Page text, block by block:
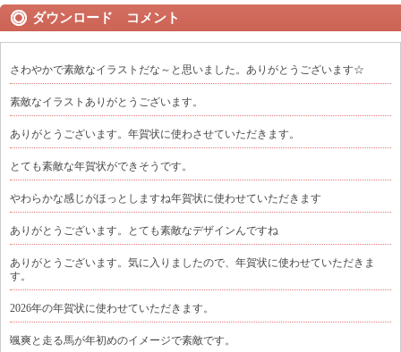
ダウンロード コメント
さわやかで素敵なイラストだな～と思いました。ありがとうございます☆
素敵なイラストありがとうございます。
ありがとうございます。年賀状に使わさせていただきます。
とても素敵な年賀状ができそうです。
やわらかな感じがほっとしますね年賀状に使わせていただきます
ありがとうございます。とても素敵なデザインんですね
ありがとうございます。気に入りましたので、年賀状に使わせていただきま
す。
2026年の年賀状に使わせていただきます。
颯爽と走る馬が年初めのイメージで素敵です。